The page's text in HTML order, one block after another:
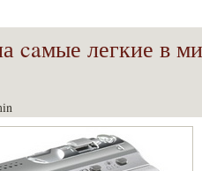
caмые легкие в